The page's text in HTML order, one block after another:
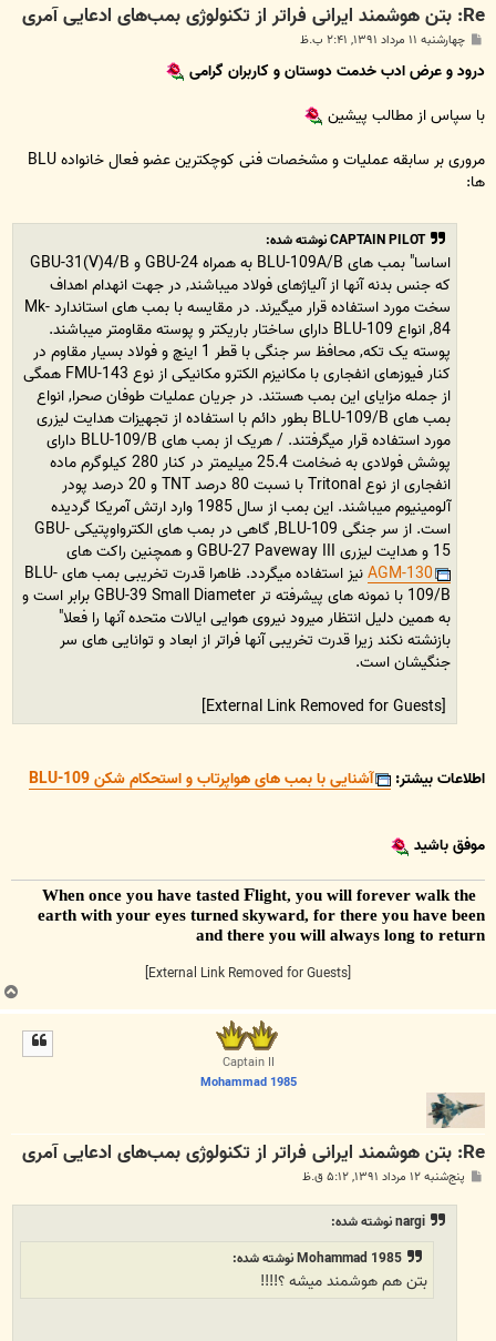
Re: بتن‌ هوشمند ایرانی فراتر از تکنولوژی بمب‌های ادعایی آمری
پ
ت
چهارشنبه ۱۱ مرداد ۱۳۹۱, ۲:۴۱ ب.ظ
درود و عرض ادب خدمت دوستان و کاربران گرامی
با سپاس از مطالب پیشین
مروری بر سابقه عملیات و مشخصات فنی کوچکترین عضو فعال خانواده BLU
ها:
CAPTAIN PILOT نوشته شده:
ساسا" بمب های BLU-109A/B به همراه GBU-24 و GBU-31(V)4/B
که جنس بدنه آنها از آلیاژهای فولاد میباشند, در جهت انهدام اهداف
سخت مورد استفاده قرار میگیرند. در مقایسه با بمب های استاندارد Mk-
84, انواع BLU-109 دارای ساختار باریکتر و پوسته مقاومتر میباشند.
پوسته یک تکه, محافظ سر جنگی با قطر 1 اینچ و فولاد بسیار مقاوم در
کنار فیوزهای انفجاری با مکانیزم الکترو مکانیکی از نوع FMU-143 همگی
از جمله مزایای این بمب هستند. در جریان عملیات طوفان صحرا, انواع
بمب های BLU-109/B بطور دائم با استفاده از تجهیزات هدایت لیزری
مورد استفاده قرار میگرفتند.
/ هریک از بمب های BLU-109/B دارای
پوشش فولادی به ضخامت 25.4 میلیمتر در کنار 280 کیلوگرم ماده
انفجاری از نوع Tritonal با نسبت 80 درصد TNT و 20 درصد پودر
آلومینیوم میباشند. این بمب از سال 1985 وارد ارتش آمریکا گردیده
است. از سر جنگی BLU-109, گاهی در بمب های الکترواوپتیکی GBU-
15 و هدایت لیزری GBU-27 Paveway III و همچنین راکت های
AGM-130
نیز استفاده میگردد. ظاهرا قدرت تخریبی بمب های BLU-
109/B با نمونه های پیشرفته تر GBU-39 Small Diameter برابر است و
به همین دلیل انتظار میرود نیروی هوایی ایالات متحده آنها را فعلا"
بازنشته نکند زیرا قدرت تخریبی آنها فراتر از ابعاد و توانایی های سر
جنگیشان است.
اطلاعات بیشتر: آشنایی با بمب های هواپرتاب و استحکام شکن BLU-109
موفق باشید
Flight, you will forever walk the
earth with your eyes turned skyward, for there you have been
and there you will always long to return
ب
ا
Captain II
Mohammad 1985
Re: بتن‌ هوشمند ایرانی فراتر از تکنولوژی بمب‌های ادعایی آمری
پ پنج‌شنبه ۱۲ مرداد ۱۳۹۱, ۵:۱۲ ق.ظ
nargi نوشته شده:
Mohammad 1985 نوشته شده:
بتن هم هوشمند میشه ؟!!!!